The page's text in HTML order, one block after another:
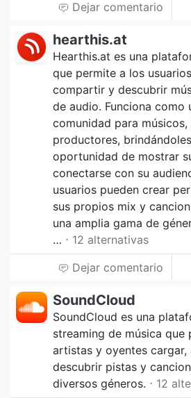
Dejar comentario
hearthis.at
Hearthis.at es una
que permite a los
compartir y descubrir
de audio. Funciona como
comunidad para músicos,
productores,
oportunidad de mostrar
conectarse con su
usuarios pueden crear
sus propios mix y
una amplia gama de
… ⋅ 12 alternativas
Dejar comentario
SoundCloud
SoundCloud es una
streaming de música que
artistas y oyentes
descubrir pistas y
diversos géneros. ⋅ 12